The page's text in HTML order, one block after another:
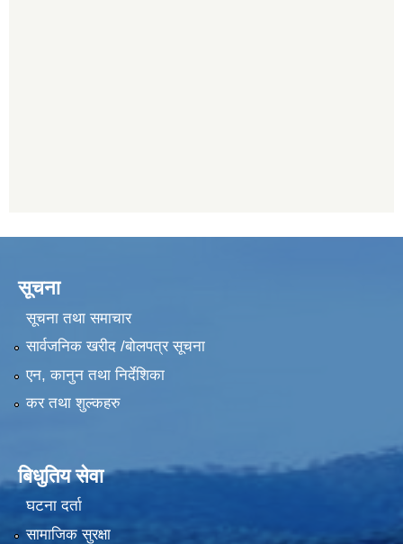
सूचना
सूचना तथा समाचार
सार्वजनिक खरीद /बोलपत्र सूचना
एन, कानुन तथा निर्देशिका
कर तथा शुल्कहरु
बिधुतिय सेवा
घटना दर्ता
सामाजिक सुरक्षा